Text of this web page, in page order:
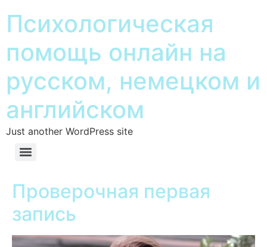
Психологическая
помощь онлайн на
русском, немецком и
английском
Just another WordPress site
Проверочная первая
запись